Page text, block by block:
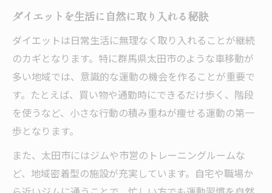
ダイエットを生活に自然に取り入れる秘訣
ダイエットは日常生活に無理なく取り入れることが継続
のカギとなります。特に群馬県太田市のような車移動が
多い地域では、意識的な運動の機会を作ることが重要で
す。たとえば、買い物や通勤時にできるだけ歩く、階段
を使うなど、小さな行動の積み重ねが痩せる運動の第一
歩となります。
また、太田市にはジムや市営のトレーニングルームな
ど、地域密着型の施設が充実しています。自宅や職場か